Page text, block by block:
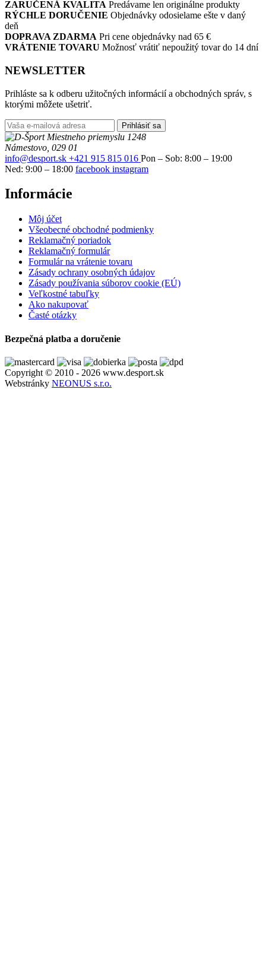
ZARUČENÁ KVALITA Predávame len originálne produkty
RÝCHLE DORUČENIE Objednávky odosielame ešte v daný
deň
DOPRAVA ZDARMA Pri cene objednávky nad 65 €
VRÁTENIE TOVARU Možnosť vrátiť nepoužitý tovar do 14 dní
NEWSLETTER
Prihláste sa k odberu užitočných informácií a obchodných správ, s
ktorými môžete ušetriť.
Prihlásiť sa
Miestneho priemyslu 1248
Námestovo, 029 01
info@desport.sk +421 915 815 016 Pon – Sob: 8:00 – 19:00
Ned: 9:00 – 18:00 facebook instagram
Informácie
Môj účet
Všeobecné obchodné podmienky
Reklamačný poriadok
Reklamačný formulár
Formulár na vrátenie tovaru
Zásady ochrany osobných údajov
Zásady používania súborov cookie (EÚ)
Veľkostné tabuľky
Ako nakupovať
Časté otázky
Bezpečná platba a doručenie
Copyright © 2010 - 2026 www.desport.sk
Webstránky NEONUS s.r.o.